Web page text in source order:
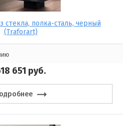
стекла, полка-сталь, черный
(Traforart)
651 руб.